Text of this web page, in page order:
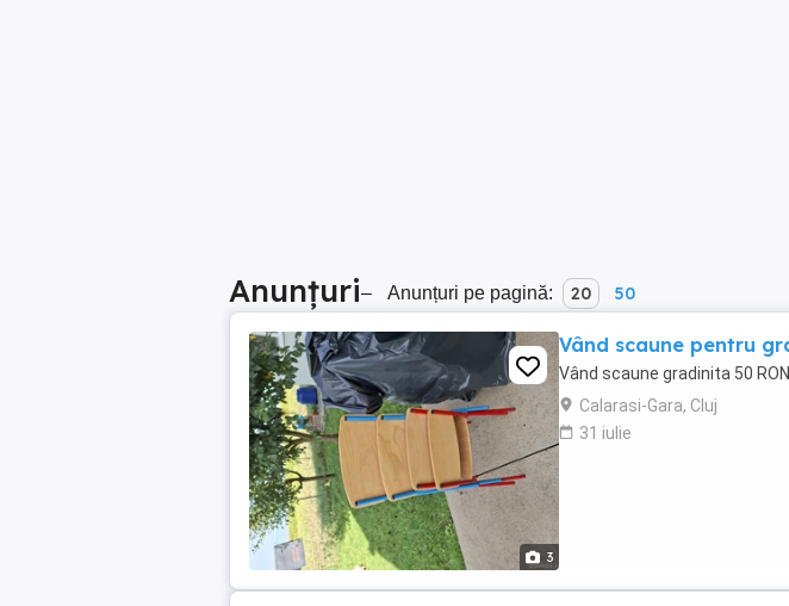
Anunțuri– Anunțuri pe pagină: 20 50
3
Vând scaune pentru
Vând scaune gradinita 50
Calarasi-Gara, Cluj
31 iulie